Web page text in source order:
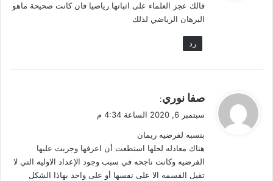
ل
قالك عجز العلماء على اثباتها رياضيا فان كانت صحيحة ماهو
البرهان الرياضي لذلك
رد
ي
ل
صفا نوري:
سبتمبر 6, 2020 الساعة 4:34 م
بنسبه لفرضيه ريمان
هناك معادله لحلها استطعت أن اعرفها وجربت عليها
الفرضيه وكانت ناجحه في سبب وجود الإعداد الاوليه التي لا
تقبل القسمه الا على نفسها أو على واحد بهاذا الشكل